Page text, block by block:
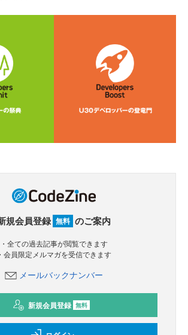
規会員登録 無料 のご案内
・全ての過去記事が閲覧できます
・会員限定メルマガを受信できます
メールバックナンバー
新規会員登録 無料